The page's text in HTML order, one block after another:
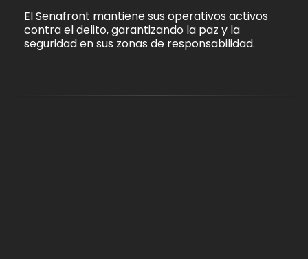
El Senafront mantiene sus operativos activos
contra el delito, garantizando la paz y la
seguridad en sus zonas de responsabilidad.